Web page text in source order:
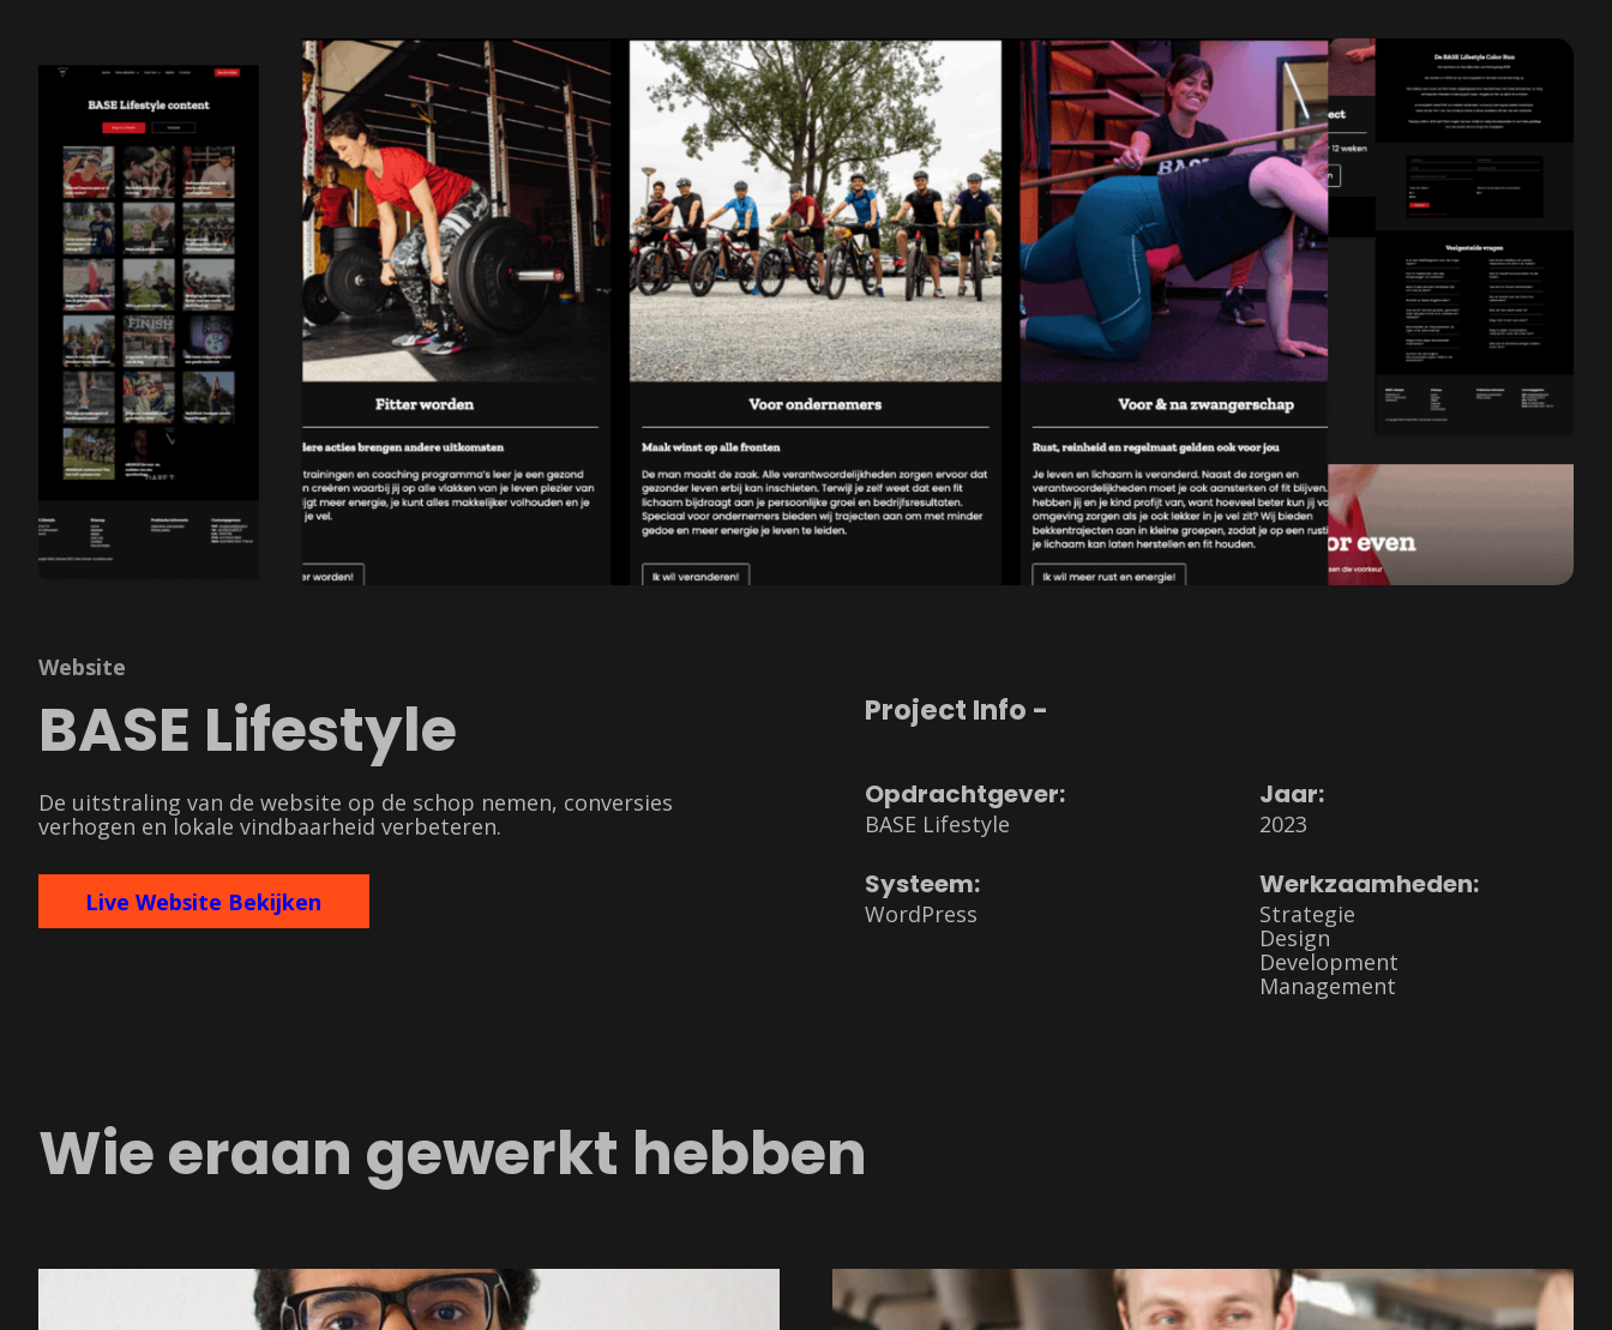
Website
Project Info -
Opdrachtgever:
BASE Lifestyle
Jaar:
2023
Systeem:
WordPress
Werkzaamheden:
Strategie
Design
Development
Management
BASE Lifestyle
De uitstraling van de website op de schop nemen, conversies
verhogen en lokale vindbaarheid verbeteren.
Live Website Bekijken
Wie eraan gewerkt hebben